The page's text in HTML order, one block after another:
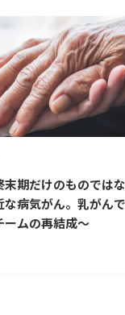
末期だけのものでは
な病気がん。乳がん
ームの再結成～